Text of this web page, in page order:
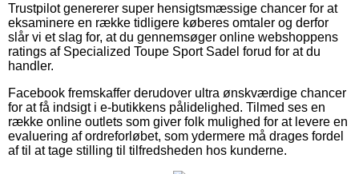
Trustpilot genererer super hensigtsmæssige chancer for at
eksaminere en række tidligere køberes omtaler og derfor
slår vi et slag for, at du gennemsøger online webshoppens
ratings af Specialized Toupe Sport Sadel forud for at du
handler.
Facebook fremskaffer derudover ultra ønskværdige chancer
for at få indsigt i e-butikkens pålidelighed. Tilmed ses en
række online outlets som giver folk mulighed for at levere en
evaluering af ordreforløbet, som ydermere må drages fordel
af til at tage stilling til tilfredsheden hos kunderne.